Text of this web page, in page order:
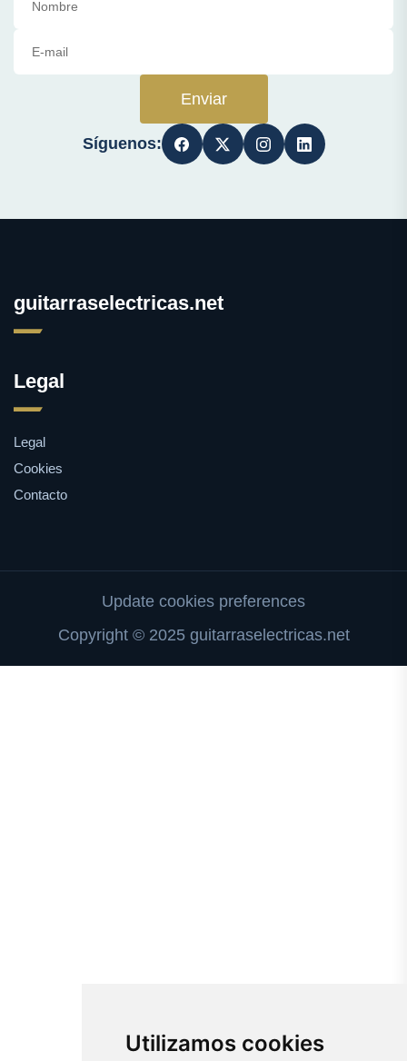
Utilizamos cookies
Enviar
Síguenos:
guitarraselectricas.net
Legal
Legal
Cookies
Contacto
Update cookies preferences
Copyright © 2025 guitarraselectricas.net